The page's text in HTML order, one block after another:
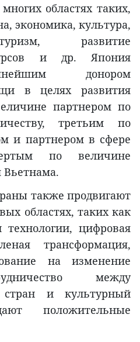
областях таких,
экономика, культура,
развитие
и др. Япония
донором
в целях развития
партнером по
третьим по
и партнером в сфере
по величине
Вьетнама.
также продвигают
областях, таких как
цифровая
трансформация,
на изменение
между
стран и культурный
положительные